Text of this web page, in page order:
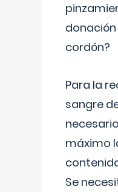
cordón?
Para la
sangre
máximo
Se